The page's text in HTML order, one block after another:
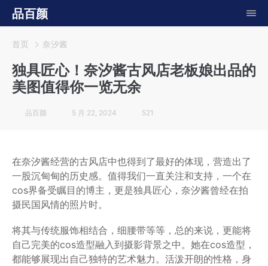
品百颜
首页 奈汐酱
独具匠心！奈汐酱古风店老板娘出品的
美图值得你一览无余
品百颜 5 月 22, 2024 521
在奈汐酱经营的古风店中也得到了最好的体现，营造出了
一股沉甸甸的历史感。值得我们一直关注和支持，一个在
cos界备受瞩目的博主，更是独具匠心，奈汐酱曾经在拍
摄民国风情的照片时。
将其与传统服饰相结合，细腰带等等，总的来说，更能将
自己完美的cos造型融入到摄影背景之中。她在cos造型，
都能够展现出自己独特的艺术魅力。活泼开朗的性格，身